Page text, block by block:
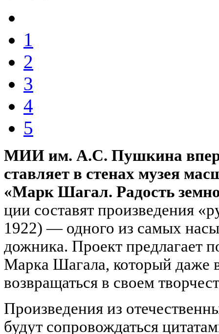
1
2
3
4
5
МИИ им. А.С. Пуш­кина
ста­вляет в сте­нах му­зея
«Марк Шагал. Радость
ции со­ста­вят произ­ведения
1922) — одного из са­мых
дожника. Проект предлагает
Марка Шагала, который даже
возвращаться в своем
Произведения из
будут сопровождаться